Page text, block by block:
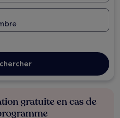
gratuite en cas de